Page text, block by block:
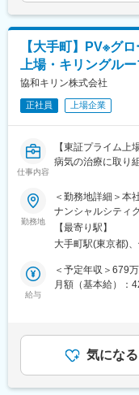
安全性・有効性デ
医師・患者さんに
リードして頂きま
■評価制度：
・各部門における
て求められる発揮
・職種により半年
中心に評価。個々
参天製薬は、眼科
界中の人々の「見
の健康に向き合い
開しています。
・医療用眼科薬の
どの治療薬など
◇参考ページ
・ドクターから信
https://
【大手町】PV※グ
上場・キリングル
協和キリン株式会社
正社員 上場企業
仕事内容
【東証プライム
病気の治療に取り
■業務内容
臨床開発およびプ
の業務をご担当い
〈具体的には〉
・臨床開発プロジ
安全性サポート、
通じた開発戦略へ
・日本の規制要件
バルチームと連携
・監査・査察対応
勤務地
＜勤務地詳細＞本
ナンシャルシティ
田線／大手町駅受
定める事業所
【最寄り駅】
大手町駅(東京都)
給与
＜予定年収＞679
月額（基本給）：
なる）：78,000円
下・最大額）、
までも目安の金額
す。月給(月額)は
気になる